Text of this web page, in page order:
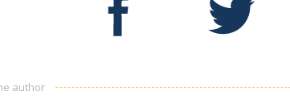
author